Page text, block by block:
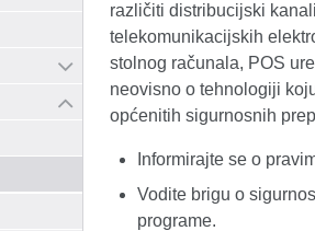
različiti distribucijski
telekomunikacijskih
stolnog računala, POS
neovisno o tehnologiji
općenitih sigurnosnih
Informirajte se o
Vodite brigu o
programe.